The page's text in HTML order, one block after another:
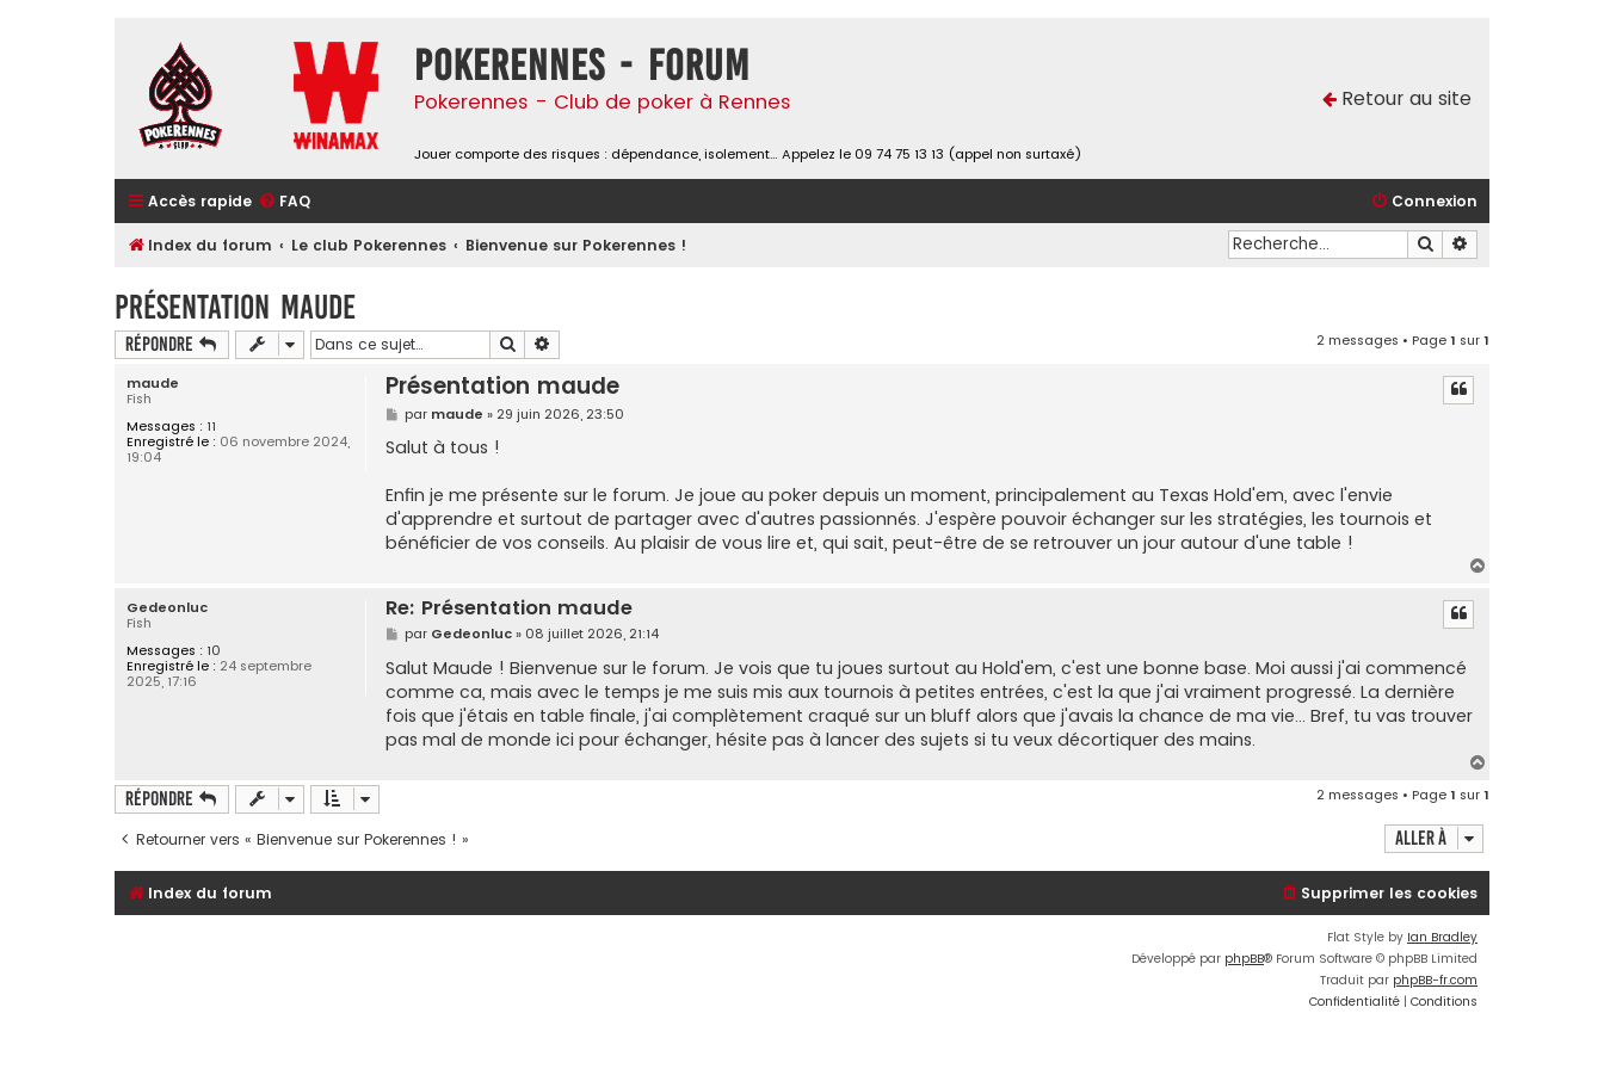
Pokerennes - Forum
Pokerennes - Club de poker à Rennes
Jouer comporte des risques : dépendance, isolement… Appelez le 09 74 75 13 13 (appel non surtaxé)
Retour au site
Accès rapide FAQ Connexion
Index du forum Le club Pokerennes Bienvenue sur Pokerennes ! Rechercher
Présentation maude
Répondre Rechercher 2 messages • Page1 sur1
maude
Fish
Messages : 11
Enregistré le : 06 novembre 2024,
19:04
Présentation maude
M
e
s
s
g
e
par maude » 29 juin 2026, 23:50
Salut à tous !
Enfin je me présente sur le forum. Je joue au poker depuis un moment, principalement au Texas Hold'em, avec l'envie
d'apprendre et surtout de partager avec d'autres passionnés. J'espère pouvoir échanger sur les stratégies, les tournois et
bénéficier de vos conseils. Au plaisir de vous lire et, qui sait, peut-être de se retrouver un jour autour d'une table !
Gedeonluc
Fish
Messages : 10
Enregistré le : 24 septembre
2025, 17:16
Re: Présentation maude
M
e
s
s
a
g
e
par Gedeonluc» 08 juillet 2026, 21:14
Salut Maude ! Bienvenue sur le forum. Je vois que tu joues surtout au Hold'em, c'est une bonne base. Moi aussi j'ai commencé
comme ca, mais avec le temps je me suis mis aux tournois à petites entrées, c'est la que j'ai vraiment progressé. La dernière
fois que j'étais en table finale, j'ai complètement craqué sur un bluff alors que j'avais la chance de ma vie... Bref, tu vas trouver
pas mal de monde ici pour échanger, hésite pas à lancer des sujets si tu veux décortiquer des mains.
Répondre 2 messages • Page1 sur1
Retourner vers « Bienvenue sur Pokerennes ! » Aller à
Index du forum Supprimer les cookies
Flat Style by Ian Bradley
Développé par phpBB® Forum Software © phpBB Limited
Traduit par phpBB-fr.com
Confidentialité | Conditions